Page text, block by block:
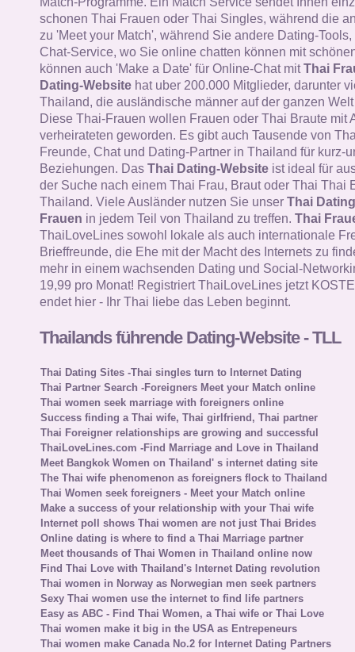
schonen Thai Frauen oder Thai Singles, während die
zu 'Meet your Match', während Sie andere Dating-
Chat-Service, wo Sie online chatten können mit
können auch 'Make a Date' für Online-Chat mitThai
Dating-Websitehat uber 200.000 Mitglieder, darunter
Thailand, die ausländische männer auf der ganzen
Diese Thai-Frauen wollen Frauen oder Thai Braute mit
verheirateten geworden. Es gibt auch Tausende von
Freunde, Chat und Dating-Partner in Thailand für kurz-
Beziehungen. Das Thai Dating-Websiteist ideal für
der Suche nach einem Thai Frau, Braut oder Thai Thai
Thailand. Viele Ausländer nutzen Sie unser Thai
Frauen in jedem Teil von Thailand zu treffen. Thai
ThaiLoveLines sowohl lokale als auch internationale
Brieffreunde, die Ehe mit der Macht des Internets zu
mehr in einem wachsenden Dating und Social-
19,99 pro Monat! Registriert ThaiLoveLines jetzt
endet hier - Ihr Thai liebe das Leben beginnt.
Thailands führende Dating-Website - TLL
Thai Dating Sites -Thai singles turn to Internet Dating
Thai Partner Search -Foreigners Meet your Match online
Thai women seek marriage with foreigners online
Success finding a Thai wife, Thai girlfriend, Thai partner
Thai Foreigner relationships are growing and successful
ThaiLoveLines.com -Find Marriage and Love in Thailand
Meet Bangkok Women on Thailand' s internet dating site
The Thai wife phenomenon as foreigners flock to Thailand
Thai Women seek foreigners - Meet your Match online
Make a success of your relationship with your Thai wife
Internet poll shows Thai women are not just Thai Brides
Online dating is where to find a Thai Marriage partner
Meet thousands of Thai Women in Thailand online now
Find Thai Love with Thailand's Internet Dating revolution
Thai women in Norway as Norwegian men seek partners
Sexy Thai women use the internet to find life partners
Easy as ABC - Find Thai Women, a Thai wife or Thai Love
Thai women make it big in the USA as Entrepeneurs
Thai women make Canada No.2 for Internet Dating Partners